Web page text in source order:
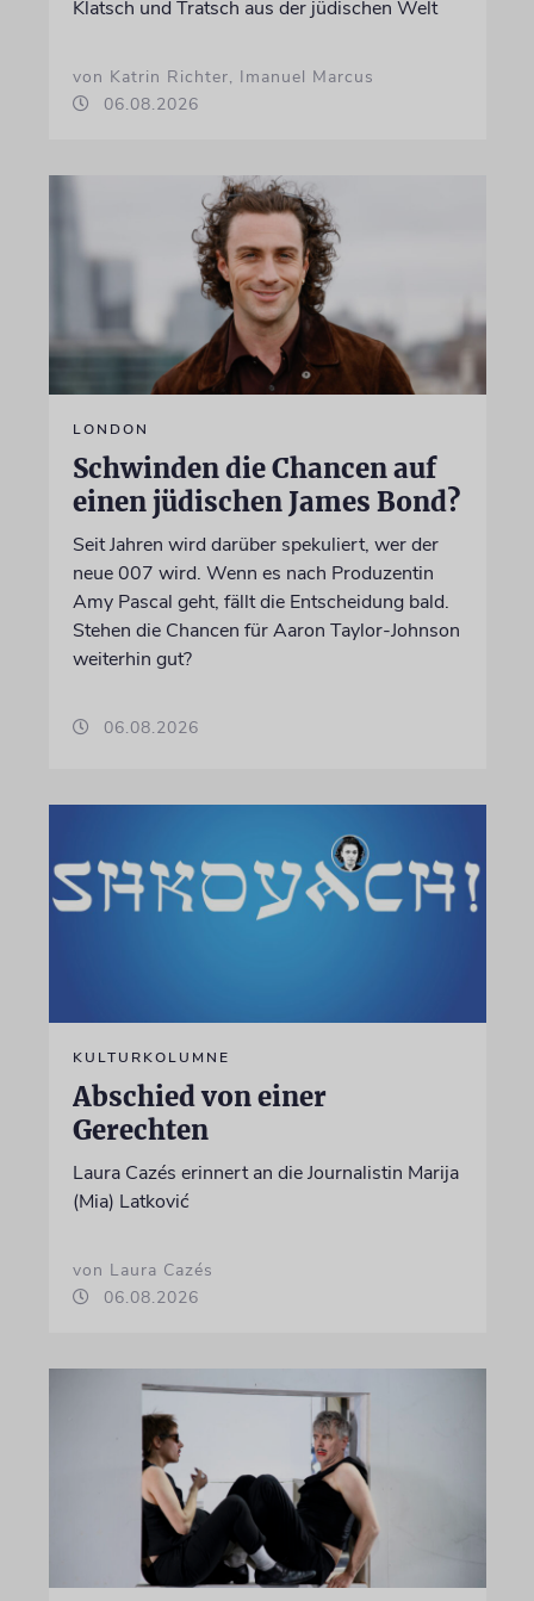
Klatsch und Tratsch aus der jüdischen Welt
von Katrin Richter, Imanuel Marcus
06.08.2026
LONDON
Schwinden die Chancen auf
einen jüdischen James Bond?
Seit Jahren wird darüber spekuliert, wer der
neue 007 wird. Wenn es nach Produzentin
Amy Pascal geht, fällt die Entscheidung bald.
Stehen die Chancen für Aaron Taylor-Johnson
weiterhin gut?
06.08.2026
KULTURKOLUMNE
Abschied von einer
Gerechten
Laura Cazés erinnert an die Journalistin Marija
(Mia) Latković
von Laura Cazés
06.08.2026